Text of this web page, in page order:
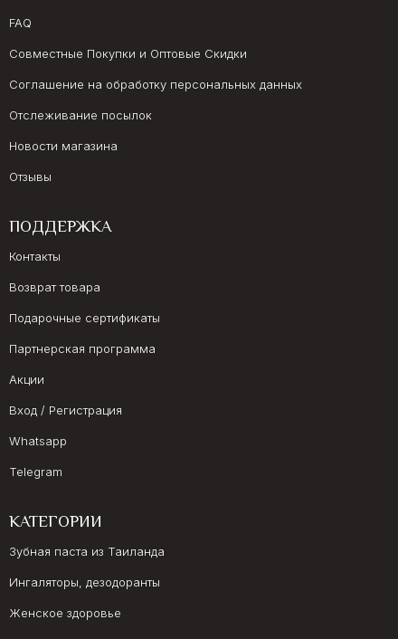
FAQ
Совместные Покупки и Оптовые Скидки
Соглашение на обработку персональных данных
Отслеживание посылок
Новости магазина
Отзывы
ПОДДЕРЖКА
Контакты
Возврат товара
Подарочные сертификаты
Партнерская программа
Акции
Вход / Регистрация
Whatsapp
Telegram
КАТЕГОРИИ
Зубная паста из Таиланда
Ингаляторы, дезодоранты
Женское здоровье